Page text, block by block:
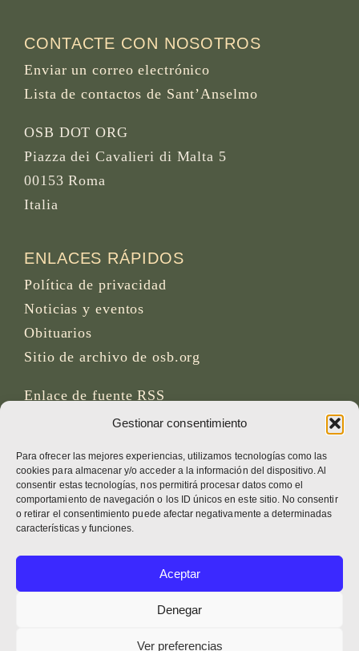
Gestionar consentimiento
Para ofrecer las mejores experiencias, utilizamos tecnologías como las
cookies para almacenar y/o acceder a la información del dispositivo. Al
consentir estas tecnologías, nos permitirá procesar datos como el
comportamiento de navegación o los ID únicos en este sitio. No consentir
o retirar el consentimiento puede afectar negativamente a determinadas
características y funciones.
Aceptar
Denegar
Ver preferencias
CONTACTE CON NOSOTROS
Enviar un correo electrónico
Lista de contactos de Sant’Anselmo
OSB DOT ORG
Piazza dei Cavalieri di Malta 5
00153 Roma
Italia
ENLACES RÁPIDOS
Política de privacidad
Noticias y eventos
Obituarios
Sitio de archivo de osb.org
Enlace de fuente RSS
REDES SOCIALES
CRÉDITOS
Fotos de la página